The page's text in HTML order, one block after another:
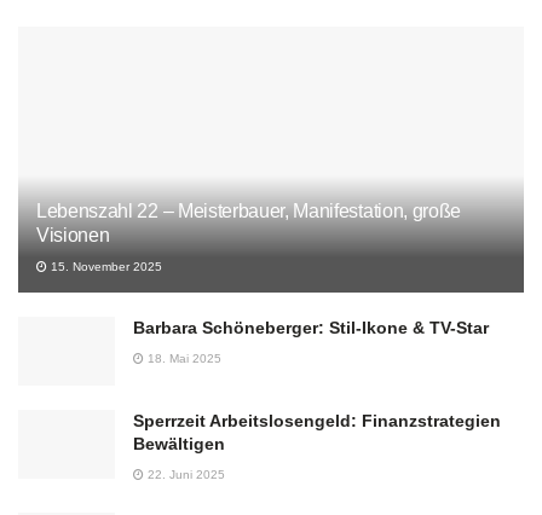
Lebenszahl 22 – Meisterbauer, Manifestation, große
Visionen
15. November 2025
Barbara Schöneberger: Stil-Ikone & TV-Star
18. Mai 2025
Sperrzeit Arbeitslosengeld: Finanzstrategien
Bewältigen
22. Juni 2025